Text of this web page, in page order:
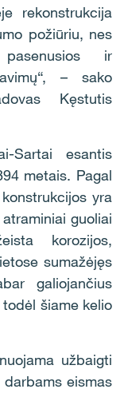
rekonstrukcija
požiūriu, nes
ir
– sako
Kęstutis
Sartai esantis
metais. Pagal
yra
guoliai
korozijos,
sumažėjęs
galiojančius
šiame kelio
užbaigti
eismas